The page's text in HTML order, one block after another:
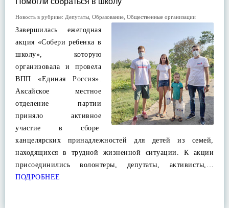
Новость в рубрике: Депутаты Образование Общественные организации
Завершилась ежегодная
акция «Собери ребенка в
школу», которую
организовала и провела
ВПП «Единая Россия».
Аксайское местное
отделение партии
приняло активное
участие в сборе
канцелярских принадлежностей для детей из семей,
находящихся в трудной жизненной ситуации. К акции
присоединились волонтеры, депутаты, активисты,…
ПОДРОБНЕЕ